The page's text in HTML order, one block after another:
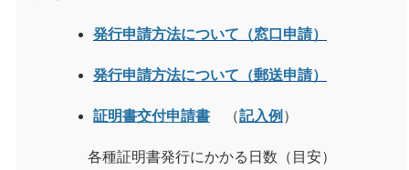
発行申請方法について（窓口申請）
発行申請方法について（郵送申請）
証明書交付申請書 （記入例 ）
各種証明書発行にかかる日数（目安）